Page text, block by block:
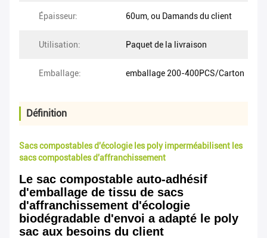
Épaisseur: 60um, ou Damands du client
Utilisation: Paquet de la livraison
Emballage: emballage 200-400PCS/Carton
Définition
Sacs compostables d'écologie les poly imperméabilisent les
sacs compostables d'affranchissement
Le sac compostable auto-adhésif
d'emballage de tissu de sacs
d'affranchissement d'écologie
biodégradable d'envoi a adapté le poly
sac aux besoins du client